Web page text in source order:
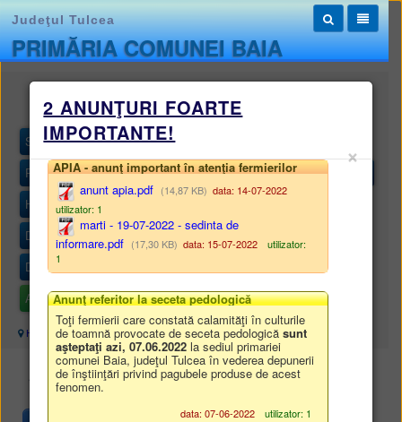
Judeţul Tulcea
PRIMĂRIA COMUNEI BAIA
Monitorul oficial local
STATUTUL UNITĂȚII ADMINISTRATIV-TERITORIALE
REGULAMENTELE PRIVIND PROCEDURILE ADMINISTRATIVE
HOTĂRÂRILE AUTORITĂȚII DELIBERATIVE
DISPOZIȚIILE AUTORITĂȚII EXECUTIVE
DOCUMENTE ȘI INFORMAȚII FINANCIARE
ALTE DOCUMENTE
Harta site /Monitorul oficial local /ALTE DOCUMENTE
ALTE DOCUMENTE
2 ANUNŢURI FOARTE
IMPORTANTE!
×
APIA - anunţ important în atenţia fermierilor
anunt apia.pdf (14,87 KB) data: 14-07-2022
utilizator: 1
marti - 19-07-2022 - sedinta de
informare.pdf (17,30 KB) data: 15-07-2022
utilizator:
1
Anunţ referitor la seceta pedologică
Toţi fermierii care constată calamităţi în culturile
de toamnă provocate de seceta pedologicăsunt
aşteptaţi azi, 07.06.2022 la sediul primariei
comunei Baia, judeţul Tulcea în vederea depunerii
de înştiinţări privind pagubele produse de acest
fenomen.
data: 07-06-2022 utilizator: 1